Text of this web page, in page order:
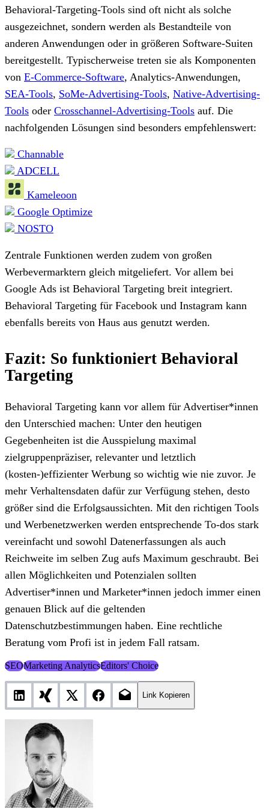
Behavioral-Targeting-Tools sind oft nicht als solche
ausgezeichnet, sondern werden als Bestandteile von
anderen Anwendungen oder in größeren Software-Suiten
bereitgestellt. Typischerweise treten sie als Komponenten
von E-Commerce-Software, Analytics-Anwendungen,
SEA-Tools, SoMe-Advertising-Tools, Native-Advertising-
Tools oder Crosschannel-Advertising-Tools auf. Die
nachfolgenden Lösungen sind besonders empfehlenswert:
Channable
ADCELL
Kameleoon
Google Optimize
NOSTO
Zentrale Funktionen werden zudem von großen
Werbevermarktern gleich mitgeliefert. Vor allem bei
Google Ads ist Behavioral Targeting breit integriert.
Behavioral Targeting für Facebook und Instagram kann
ebenfalls bereits von Haus aus genutzt werden.
Fazit: So funktioniert Behavioral
Targeting
Behavioral Targeting kann vor allem für Advertiser*innen
den Unterschied machen: Unter den heutigen
Gegebenheiten ist die Ausspielung maximal
zielgruppenpräziser, relevanter und letztlich
(kosten-)effizienter Werbung so wichtig wie nie zuvor. Je
mehr Verhaltensdaten dafür zur Verfügung stehen, desto
größer sind die Erfolgsaussichten. Mit den richtigen Tools
und Werbenetzwerken werden entsprechende To-dos stark
vereinfacht und sowohl Datenerfassungen als auch
Reichweite im selben Zug aufs Maximum geschraubt. Bei
allen Möglichkeiten und Potenzialen sollten
Advertiser*innen und Marketer*innen jedoch immer einen
genauen Blick auf die geltenden
Datenschutzbestimmungen haben. Eine rechtliche
Beratung vom Profi ist in jedem Fall ratsam.
SEOMarketing AnalyticsEditors' Choice
Link Kopieren